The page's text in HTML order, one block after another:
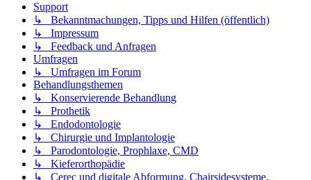
Support
↳ Bekanntmachungen, Tipps und Hilfen (öffentlich)
↳ Impressum
↳ Feedback und Anfragen
Umfragen
↳ Umfragen im Forum
Behandlungsthemen
↳ Konservierende Behandlung
↳ Prothetik
↳ Endodontologie
↳ Chirurgie und Implantologie
↳ Parodontologie, Prophlaxe, CMD
↳ Kieferorthopädie
↳ Cerec und digitale Abformung, Chairsidesysteme,